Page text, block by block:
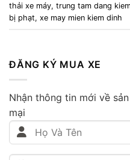
thải xe máy, trung tam dang
bị phạt, xe may mien kiem dinh
ĐĂNG KÝ MUA XE
Nhận thông tin mới về
mại